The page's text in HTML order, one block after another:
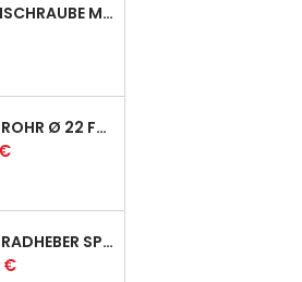
MADENSCHRAUBE MIT SPITZE
LENKERROHR Ø 22 FÜR PROFI & RACER
HINTERRADHEBER SPORT MIT UNIVERSAL-AUFNAHMEN
€